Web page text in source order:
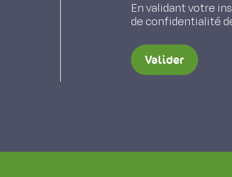
En validant votre
de confidentialité
Valider